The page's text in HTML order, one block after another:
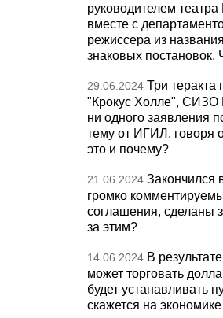
руководителем
вместе с
режиссера из
знаковых постановок.
29.06.2024 Три теракта
"Крокус Холле", СИЗО
ни одного заявления
тему от ИГИЛ, говоря
это и почему?
21.06.2024 Закончился
громко
соглашения, сделаны
за этим?
14.06.2024 В
может торговать
будет устанавливать
скажется на